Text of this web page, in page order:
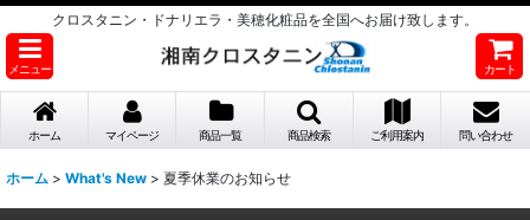
クロスタニン・ドナリエラ・美穂化粧品を全国へお届け致します。
メニュー カート
ホーム マイページ 商品一覧 商品検索 ご利用案内 問い合わせ
ホーム > What's New > 夏季休業のお知らせ